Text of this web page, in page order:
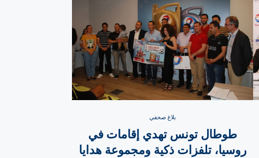
بلاغ صحفي
طوطال تونس تهدي إقامات في
روسيا، تلفزات ذكية ومجموعة هدايا